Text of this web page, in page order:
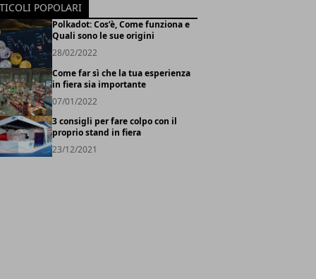
POPOLARI
Polkadot: Cos’è, Come funziona e
Quali sono le sue origini
28/02/2022
Come far sì che la tua esperienza
in fiera sia importante
07/01/2022
3 consigli per fare colpo con il
proprio stand in fiera
23/12/2021